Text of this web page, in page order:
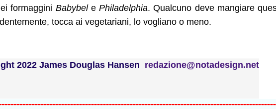
formaggini BabybelePhiladelphia. Qualcuno deve mangiare
tocca ai vegetariani, lo vogliano o meno.
2022 James Douglas Hansen redazione@notadesign.net